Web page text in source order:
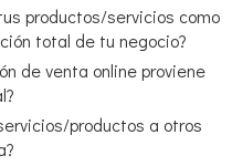
productos/servicios como
total de tu negocio?
de venta online proviene
productos a otros